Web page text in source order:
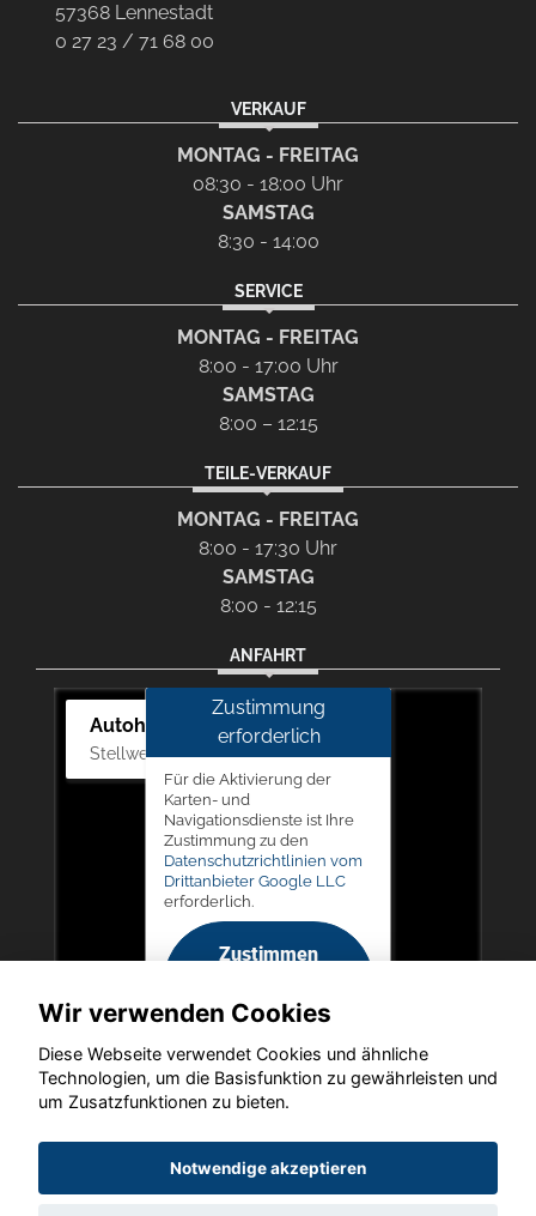
57368 Lennestadt
0 27 23 / 71 68 00
VERKAUF
MONTAG - FREITAG
08:30 - 18:00 Uhr
SAMSTAG
8:30 - 14:00
SERVICE
MONTAG - FREITAG
8:00 - 17:00 Uhr
SAMSTAG
8:00 – 12:15
TEILE-VERKAUF
MONTAG - FREITAG
8:00 - 17:30 Uhr
SAMSTAG
8:00 - 12:15
ANFAHRT
Autohaus Picker
Stellwerk 5, 57368 Lennestadt
Zustimmung
erforderlich
Für die Aktivierung der
Karten- und
Navigationsdienste ist Ihre
Zustimmung zu den
Datenschutzrichtlinien vom
Drittanbieter Google LLC
erforderlich.
Zustimmen
aktivieren
Copyright © 2026. Autohaus Picker
Wir verwenden Cookies
Diese Webseite verwendet Cookies und ähnliche
Technologien, um die Basisfunktion zu gewährleisten und
um Zusatzfunktionen zu bieten.
Notwendige akzeptieren